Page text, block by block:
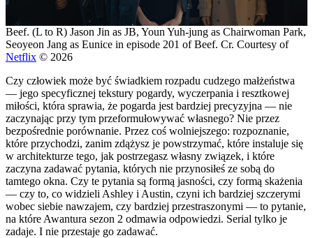
Beef. (L to R) Jason Jin as JB, Youn Yuh-jung as Chairwoman Park,
Seoyeon Jang as Eunice in episode 201 of Beef. Cr. Courtesy of
Netflix © 2026
Czy człowiek może być świadkiem rozpadu cudzego małżeństwa
— jego specyficznej tekstury pogardy, wyczerpania i resztkowej
miłości, która sprawia, że pogarda jest bardziej precyzyjna — nie
zaczynając przy tym przeformułowywać własnego? Nie przez
bezpośrednie porównanie. Przez coś wolniejszego: rozpoznanie,
które przychodzi, zanim zdążysz je powstrzymać, które instaluje się
w architekturze tego, jak postrzegasz własny związek, i które
zaczyna zadawać pytania, których nie przynosiłeś ze sobą do
tamtego okna. Czy te pytania są formą jasności, czy formą skażenia
— czy to, co widzieli Ashley i Austin, czyni ich bardziej szczerymi
wobec siebie nawzajem, czy bardziej przestraszonymi — to pytanie,
na które Awantura sezon 2 odmawia odpowiedzi. Serial tylko je
zadaje. I nie przestaje go zadawać.